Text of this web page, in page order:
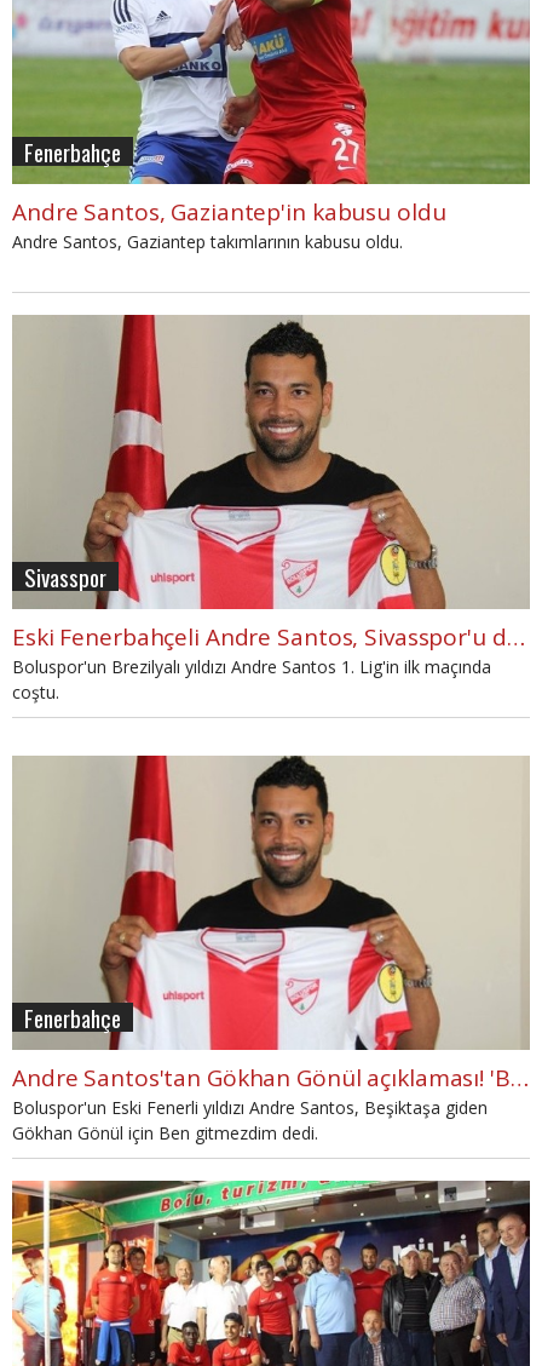
Fenerbahçe
Andre Santos, Gaziantep'in kabusu oldu
Andre Santos, Gaziantep takımlarının kabusu oldu.
Sivasspor
Eski Fenerbahçeli Andre Santos, Sivasspor'u devirdi
Boluspor'un Brezilyalı yıldızı Andre Santos 1. Lig'in ilk maçında
coştu.
Fenerbahçe
Andre Santos'tan Gökhan Gönül açıklaması! 'Ben asla gitmezdim'
Boluspor'un Eski Fenerli yıldızı Andre Santos, Beşiktaşa giden
Gökhan Gönül için Ben gitmezdim dedi.